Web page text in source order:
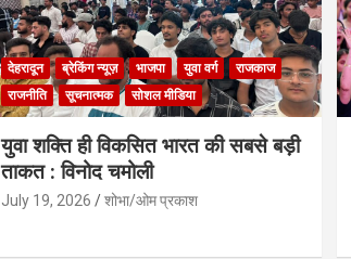
देहरादून ब्रेकिंग न्यूज़ भाजपा युवा वर्ग
राजकाज
राजनीति
सूचनात्मक सोशल मीडिया
युवा शक्ति ही विकसित भारत की सबसे बड़ी
ताकत : विनोद चमोली
July 19, 2026 शोभा/ओम प्रकाश